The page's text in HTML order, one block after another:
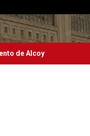
de Alcoy